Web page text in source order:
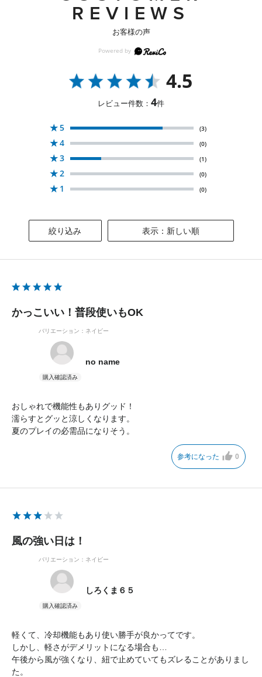
REVIEWS
お客様の声
4.5
レビュー件数： 4件
★5 (3)
★4 (0)
★3 (1)
★2 (0)
★ 1 (0)
絞り込み 表示：新しい順
かっこいい！普段使いもOK
バリエーション：ネイビー
no name
おしゃれで機能性もありグッド！
濡らすとグッと涼しくなります。
夏のプレイの必需品になりそう。
参考になった 0
風の強い日は！
バリエーション：ネイビー
しろくま６５
軽くて、冷却機能もあり使い勝手が良かってです。
しかし、軽さがデメリットになる場合も…
午後から風が強くなり、紐で止めていてもズレることがありまし
た。